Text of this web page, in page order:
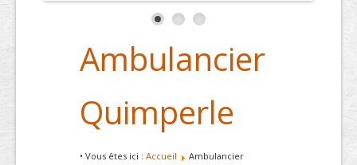
Ambulancier
Quimperle
• Vous êtes ici : Accueil
Ambulancier